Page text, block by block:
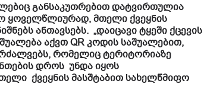
განსაკუთრებით დატვირთულია
ყოველწლიურად, მთელი ქვეყნის
ანთავსებს. „დაიცავი ტყეში ქცევის
აქვთ QR კოდის საშუალებით,
რომელიც ტერიტორიაზე
დროს უნდა იყოს
ქვეყნის მასშტაბით სახელწმიფო